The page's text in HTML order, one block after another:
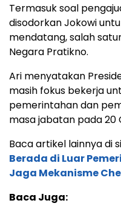
Termasuk soal
disodorkan Jokowi
mendatang, salah
Negara Pratikno.
Ari menyatakan
masih fokus bekerja
pemerintahan dan
masa jabatan pada 20
Baca artikel lainnya di
Berada di Luar
Jaga Mekanisme
Baca Juga: